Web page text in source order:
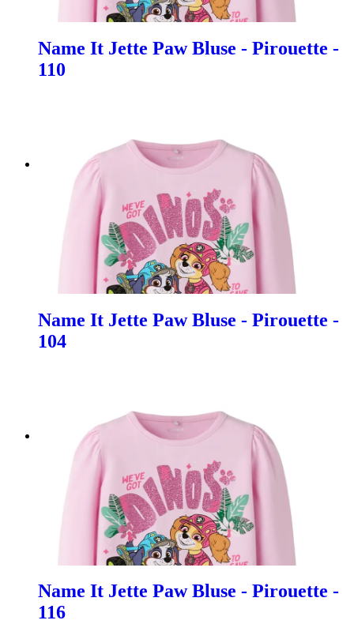
Name It Jette Paw Bluse - Pirouette -
110
Name It Jette Paw Bluse - Pirouette -
104
Name It Jette Paw Bluse - Pirouette -
116